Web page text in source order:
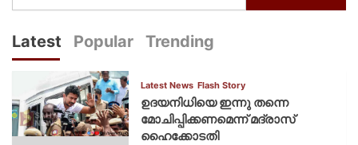
Latest Popular Trending
Latest News Flash Story
ഉദയനിധിയെ ഇന്നു തന്നെ
മോചിപ്പിക്കണമെന്ന് മദ്രാസ്
ഹൈക്കോടതി